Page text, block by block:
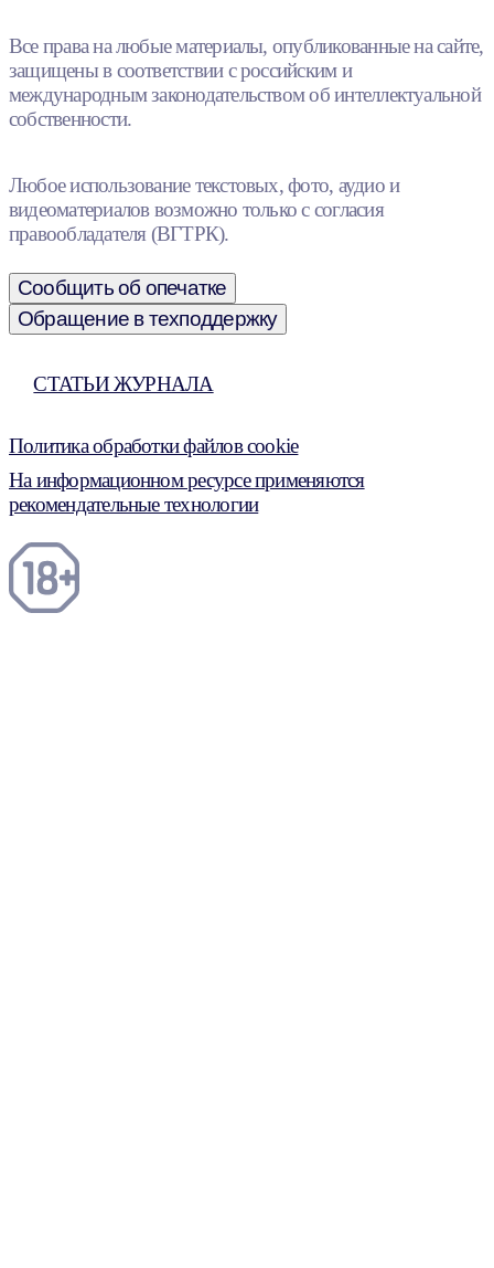
Все права на любые материалы, опубликованные на сайте,
защищены в соответствии с российским и
международным законодательством об интеллектуальной
собственности.
Любое использование текстовых, фото, аудио и
видеоматериалов возможно только с согласия
правообладателя (ВГТРК).
Сообщить об опечатке
Обращение в техподдержку
СТАТЬИ ЖУРНАЛА
Политика обработки файлов cookie
На информационном ресурсе применяются
рекомендательные технологии